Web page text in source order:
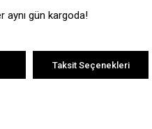
aynı gün kargoda!
Taksit Seçenekleri